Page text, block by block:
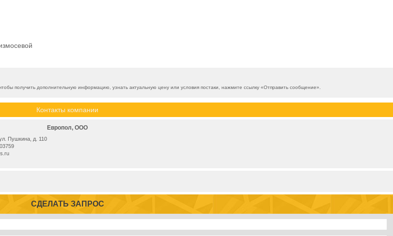
получить дополнительную информацию, узнать актуальную цену или условия постаки, нажмите ссылку «Отправить сообщение».
Контакты компании
Европол, ООО
Пушкина, д. 110
СДЕЛАТЬ ЗАПРОС